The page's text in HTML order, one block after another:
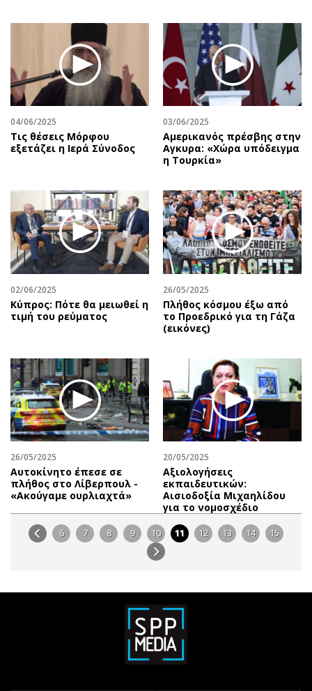
04/06/2025
Τις θέσεις Μόρφου
εξετάζει η Ιερά Σύνοδος
03/06/2025
Αμερικανός πρέσβης στην
Αγκυρα: «Χώρα υπόδειγμα
η Τουρκία»
02/06/2025
Κύπρος: Πότε θα μειωθεί η
τιμή του ρεύματος
26/05/2025
Πλήθος κόσμου έξω από
το Προεδρικό για τη Γάζα
(εικόνες)
26/05/2025
Αυτοκίνητο έπεσε σε
πλήθος στο Λίβερπουλ -
«Ακούγαμε ουρλιαχτά»
20/05/2025
Αξιολογήσεις
εκπαιδευτικών:
Αισιοδοξία Μιχαηλίδου
για το νομοσχέδιο
6 7 8 9 10 11 12 13 14 15